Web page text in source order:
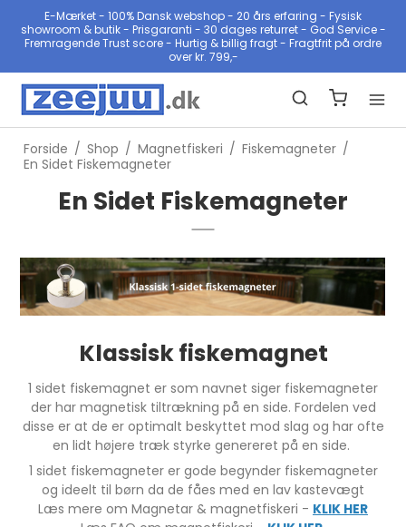
E-Mærket - 100% Dansk webshop - 20 års erfaring - Fysisk
showroom & butik - Prisgaranti - 30 dages returret - God Service -
Fremragende Trust score - Hurtig & billig fragt - Fragtfrit på ordre
over kr. 799,-
Forside / Shop / Magnetfiskeri / Fiskemagneter /
En Sidet Fiskemagneter
En Sidet Fiskemagneter
Klassisk fiskemagnet
1 sidet fiskemagnet er som navnet siger fiskemagneter
der har magnetisk tiltrækning på en side. Fordelen ved
disse er at de er optimalt beskyttet mod slag og har ofte
en lidt højere træk styrke genereret på en side.
1 sidet fiskemagneter er gode begynder fiskemagneter
og ideelt til børn da de fåes med en lav kastevægt
Læs mere om Magnetar & magnetfiskeri - KLIK HER